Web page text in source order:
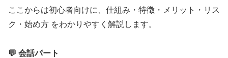
ここからは初心者向けに、仕組み・特徴・メリット・リス
ク・始め方 をわかりやすく解説します。
💬 会話パート